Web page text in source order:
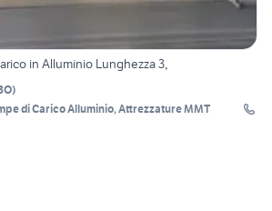
in Alluminio Lunghezza 3,
)
di Carico Alluminio, Attrezzature MMT